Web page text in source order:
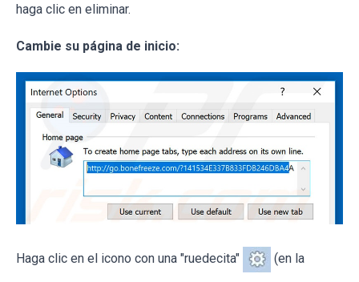
haga clic en eliminar.
Cambie su página de inicio:
Haga clic en el icono con una "ruedecita" (en la